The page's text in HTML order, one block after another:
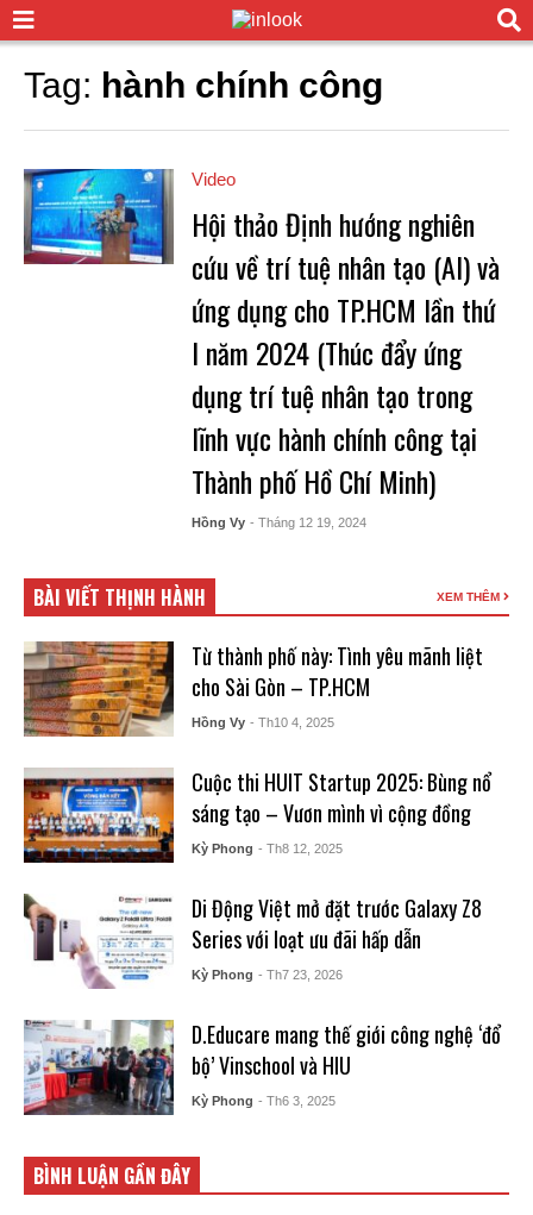
Tag: hành chính công
Video
Hội thảo Định hướng nghiên
cứu về trí tuệ nhân tạo (AI) và
ứng dụng cho TP.HCM lần thứ
I năm 2024 (Thúc đẩy ứng
dụng trí tuệ nhân tạo trong
lĩnh vực hành chính công tại
Thành phố Hồ Chí Minh)
Hồng Vy - Tháng 12 19, 2024
BÀI VIẾT THỊNH HÀNH XEM THÊM
Từ thành phố này: Tình yêu mãnh liệt
cho Sài Gòn – TP.HCM
Hồng Vy - Th10 4, 2025
Cuộc thi HUIT Startup 2025: Bùng nổ
sáng tạo – Vươn mình vì cộng đồng
Kỳ Phong - Th8 12, 2025
Di Động Việt mở đặt trước Galaxy Z8
Series với loạt ưu đãi hấp dẫn
Kỳ Phong - Th7 23, 2026
D.Educare mang thế giới công nghệ ‘đổ
bộ’ Vinschool và HIU
Kỳ Phong - Th6 3, 2025
BÌNH LUẬN GẦN ĐÂY